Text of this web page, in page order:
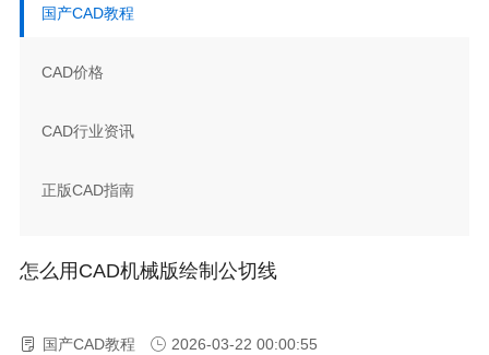
国产CAD教程
CAD价格
CAD行业资讯
正版CAD指南
怎么用CAD机械版绘制公切线
国产CAD教程
2026-03-22 00:00:55